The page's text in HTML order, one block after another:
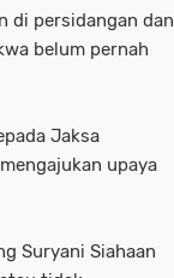
di persidangan dan
belum pernah
Jaksa
upaya
Suryani Siahaan